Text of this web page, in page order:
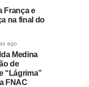
França e
na final do
ago
Medina
de
“Lágrima”
FNAC